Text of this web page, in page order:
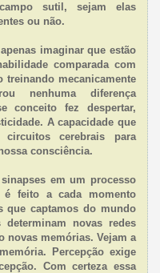
sutil, sejam elas
ou não.
imaginar que estão
comparada com
treinando mecanicamente
nenhuma diferença
conceito fez despertar,
A capacidade que
cerebrais para
consciência.
em um processo
é feito a cada momento
que captamos do mundo
determinam novas redes
novas memórias. Vejam a
Percepção exige
Com certeza essa